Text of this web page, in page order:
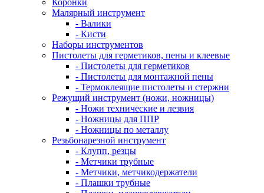
Коронки
Малярный инструмент
- Валики
- Кисти
Наборы инструментов
Пистолеты для герметиков, пены и клеевые
- Пистолеты для герметиков
- Пистолеты для монтажной пены
- Термоклеящие пистолеты и стержни
Режущий инструмент (ножи, ножницы)
- Ножи технические и лезвия
- Ножницы для ППР
- Ножницы по металлу
Резьбонарезной инструмент
- Клупп, резцы
- Метчики трубные
- Метчики, метчикодержатели
- Плашки трубные